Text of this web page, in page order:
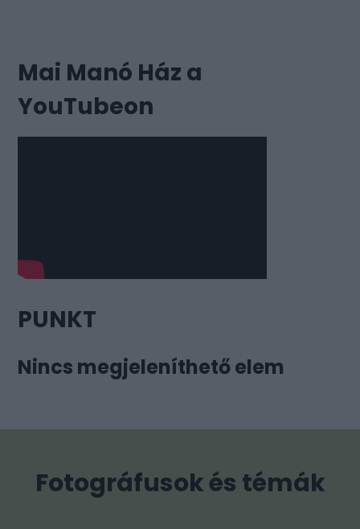
Mai Manó Ház a
YouTubeon
PUNKT
Nincs megjeleníthető elem
Fotográfusok és témák